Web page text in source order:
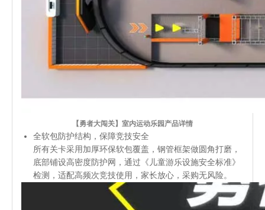
【勇者大闯关】室内运动乐园产品详情
全软包防护结构，保障竞技安全
所有关卡采用加厚环保软包覆盖，钢管框架做圆角打磨，
底部铺设高密度防护网，通过《儿童游乐设施安全标准》
检测，适配高频次竞技使用，家长放心，采购无风险。